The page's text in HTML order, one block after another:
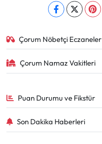
Çorum Nöbetçi Eczaneler
Çorum Namaz Vakitleri
Puan Durumu ve Fikstür
Son Dakika Haberleri